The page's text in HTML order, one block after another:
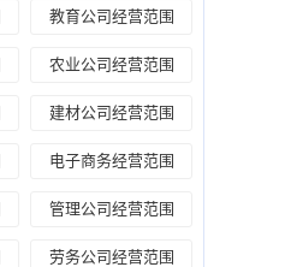
教育公司经营范围
农业公司经营范围
建材公司经营范围
电子商务经营范围
管理公司经营范围
劳务公司经营范围